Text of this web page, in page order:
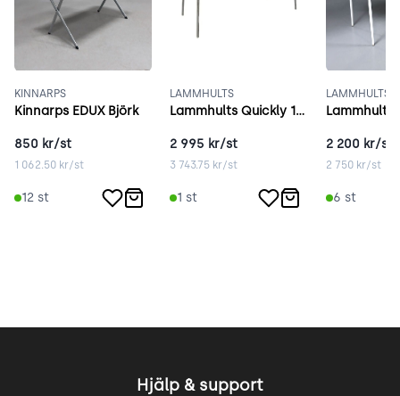
KINNARPS
Kinnarps EDUX Björk
850 kr/st
1 062.50 kr/st
12 st
LAMMHULTS
Lammhults Quickly 180x80 cm vit
2 995 kr/st
3 743.75 kr/st
1 st
LAMMHULTS
2 200 kr/st
2 750kr/st
6 st
Hjälp & support